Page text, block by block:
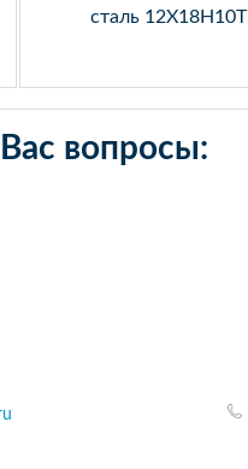
сталь 12Х18Н10Т
вопросы: